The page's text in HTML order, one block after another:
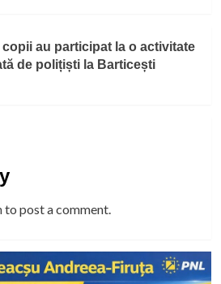
au participat la o activitate
de polițiști la Barticești
to post a comment.